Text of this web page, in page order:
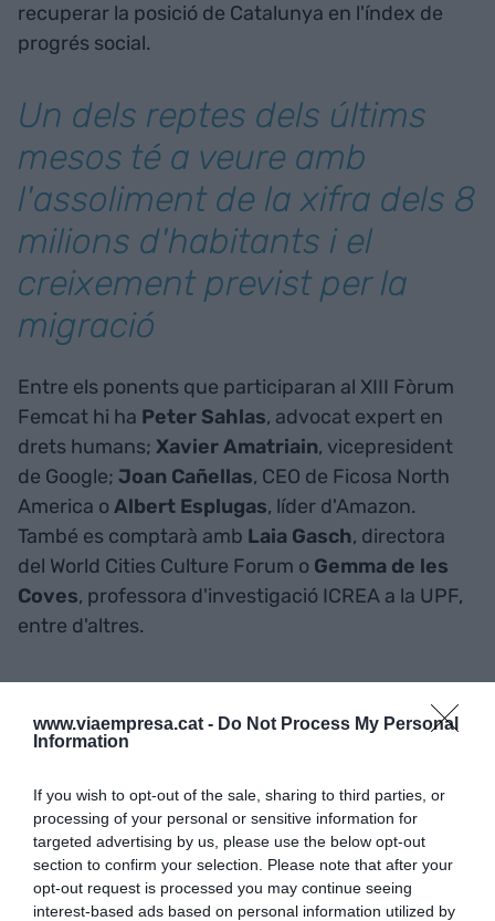
www.viaempresa.cat - Do Not Process My Personal
Information
If you wish to opt-out of the sale, sharing to third parties, or
processing of your personal or sensitive information for
targeted advertising by us, please use the below opt-out
section to confirm your selection. Please note that after your
opt-out request is processed you may continue seeing
interest-based ads based on personal information utilized by
recuperar la posició de Catalunya en l'índex de
progrés social.
Un dels reptes dels últims
mesos té a veure amb
l'assoliment de la xifra dels 8
milions d'habitants i el
creixement previst per la
migració
Entre els ponents que participaran al XIII Fòrum
Femcat hi ha Peter Sahlas, advocat expert en
drets humans; Xavier Amatriain, vicepresident
de Google; Joan Cañellas, CEO de Ficosa North
America oAlbert Esplugas, líder d'Amazon.
També es comptarà amb Laia Gasch, directora
del World Cities Culture Forum o Gemma de les
Coves, professora d'investigació ICREA a la UPF,
entre d'altres.